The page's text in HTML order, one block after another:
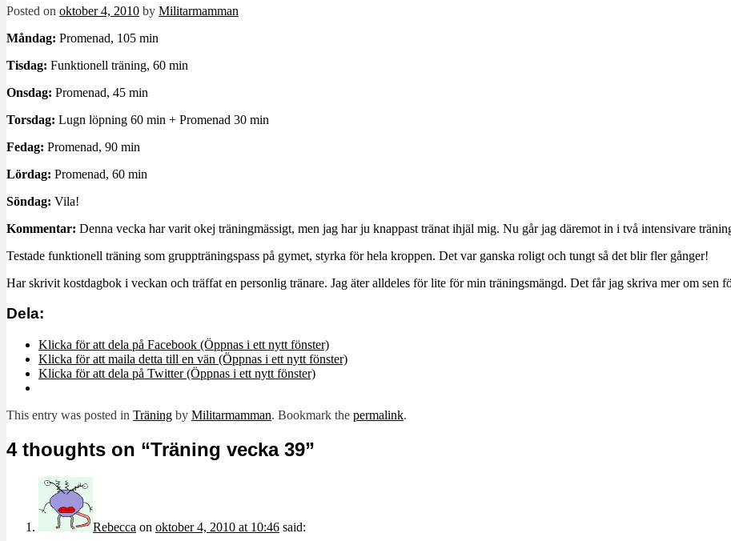
Posted on oktober 4, 2010 by Militarmamman
Måndag: Promenad, 105 min
Tisdag: Funktionell träning, 60 min
Onsdag: Promenad, 45 min
Torsdag: Lugn löpning 60 min + Promenad 30 min
Fedag: Promenad, 90 min
Lördag: Promenad, 60 min
Söndag: Vila!
Kommentar: Denna vecka har varit okej träningmässigt, men jag har ju knappast tränat ihjäl mig. Nu går jag däremot in i två intensivare
Testade funktionell träning som gruppträningspass på gymet, styrka för hela kroppen. Det var ganska roligt och tungt så det blir fler gånger!
Har skrivit kostdagbok i veckan och träffat en personlig tränare. Jag äter alldeles för lite för min träningsmängd. Det får jag skriva mer om sen
Dela:
Klicka för att dela på Facebook (Öppnas i ett nytt fönster)
Klicka för att maila detta till en vän (Öppnas i ett nytt fönster)
Klicka för att dela på Twitter (Öppnas i ett nytt fönster)
This entry was posted in Träning by Militarmamman. Bookmark the permalink.
4 thoughts on “Träning vecka 39”
Rebecca on oktober 4, 2010 at 10:46 said: